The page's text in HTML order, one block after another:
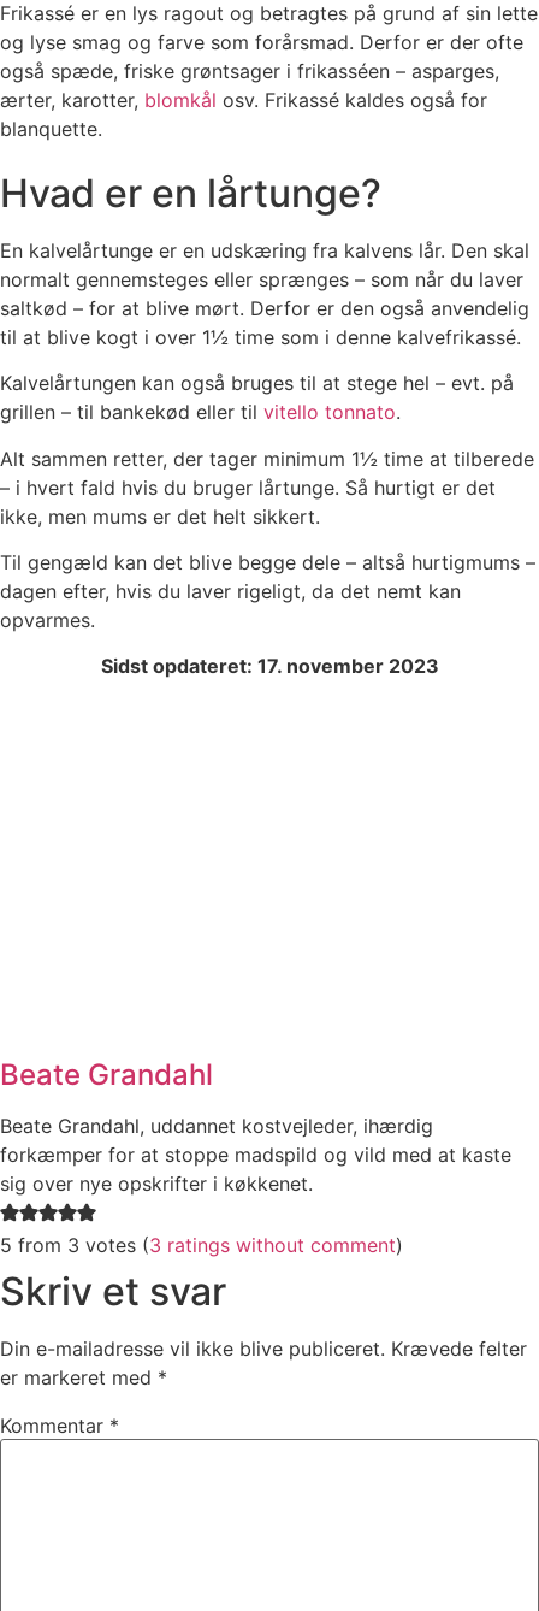
Frikassé er en lys ragout og betragtes på grund af sin lette
og lyse smag og farve som forårsmad. Derfor er der ofte
også spæde, friske grøntsager i frikasséen – asparges,
ærter, karotter, blomkål osv. Frikassé kaldes også for
blanquette.
Hvad er en lårtunge?
En kalvelårtunge er en udskæring fra kalvens lår. Den skal
normalt gennemsteges eller sprænges – som når du laver
saltkød – for at blive mørt. Derfor er den også anvendelig
til at blive kogt i over 1½ time som i denne kalvefrikassé.
Kalvelårtungen kan også bruges til at stege hel – evt. på
grillen – til bankekød eller til vitello tonnato.
Alt sammen retter, der tager minimum 1½ time at tilberede
– i hvert fald hvis du bruger lårtunge. Så hurtigt er det
ikke, men mums er det helt sikkert.
Til gengæld kan det blive begge dele – altså hurtigmums –
dagen efter, hvis du laver rigeligt, da det nemt kan
opvarmes.
Sidst opdateret: 17. november 2023
Beate Grandahl
Beate Grandahl, uddannet kostvejleder, ihærdig
forkæmper for at stoppe madspild og vild med at kaste
sig over nye opskrifter i køkkenet.
5 from 3 votes (3 ratings without comment)
Skriv et svar
Din e-mailadresse vil ikke blive publiceret. Krævede felter
er markeret med *
Kommentar *